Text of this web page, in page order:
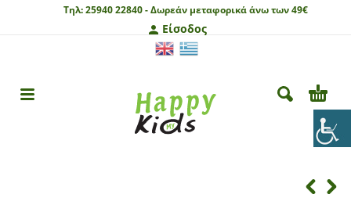
Τηλ:25940 22840 -Δωρεάν μεταφορικά άνω των 49€
Είσοδος